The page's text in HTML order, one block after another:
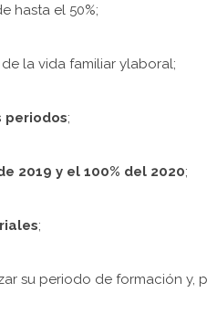
hasta el 50%;
de la vida familiar ylaboral;
periodos;
2019 y el 100% del 2020;
;
su periodo de formación y,